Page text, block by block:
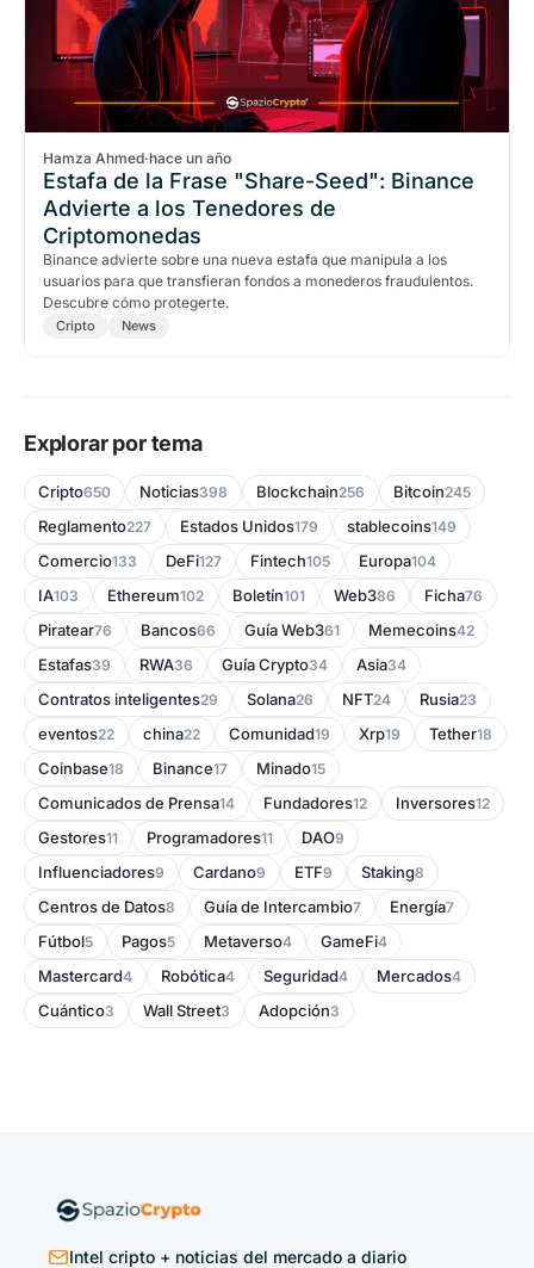
Hamza Ahmed·hace un año
Estafa de la Frase "Share-Seed": Binance
Advierte a los Tenedores de
Criptomonedas
Binance advierte sobre una nueva estafa que manipula a los
usuarios para que transfieran fondos a monederos fraudulentos.
Descubre cómo protegerte.
Cripto News
Explorar por tema
Cripto650 Noticias398 Blockchain256 Bitcoin245
Reglamento227 Estados Unidos179 stablecoins149
Comercio133 DeFi127 Fintech105 Europa104
IA103 Ethereum102 Boletín101 Web386 Ficha76
Piratear76 Bancos66 Guía Web361 Memecoins42
Estafas39 RWA36 Guía Crypto34 Asia34
Contratos inteligentes29 Solana26 NFT24 Rusia23
eventos22 china22 Comunidad19 Xrp19 Tether18
Coinbase18 Binance17 Minado15
Comunicados de Prensa14 Fundadores12 Inversores12
Gestores11 Programadores11 DAO9
Influenciadores9 Cardano9 ETF9 Staking8
Centros de Datos8 Guía de Intercambio7 Energía7
Fútbol5 Pagos5 Metaverso4 GameFi4
Mastercard4 Robótica4 Seguridad4 Mercados4
Cuántico3 Wall Street3 Adopción3
Intel cripto + noticias del mercado a diario